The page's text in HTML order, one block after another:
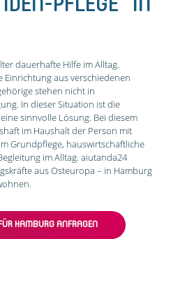
dauerhafte Hilfe im Alltag.
aus verschiedenen
stehen nicht in
In dieser Situation ist die
sinnvolle Lösung. Bei diesem
im Haushalt der Person mit
Grundpflege, hauswirtschaftliche
im Alltag. aiutanda24
aus Osteuropa – in Hamburg
HAMBURG ANFRAGEN